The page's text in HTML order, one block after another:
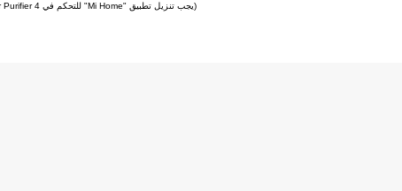
(يجب تنزيل تطبيق "Mi Home" للتحكم في Xiaomi Smart Air Purifier 4)